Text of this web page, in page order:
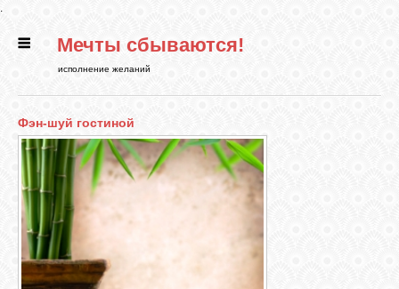
.
ГЛАВНАЯ
РИТУАЛЫ
БИБЛИОТЕКА
ФЭН-ШУЙ
Мечты сбываются!
исполнение желаний
Фэн-шуй гостиной